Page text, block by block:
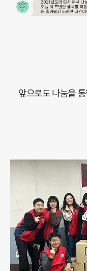
앞으로도 나눔을